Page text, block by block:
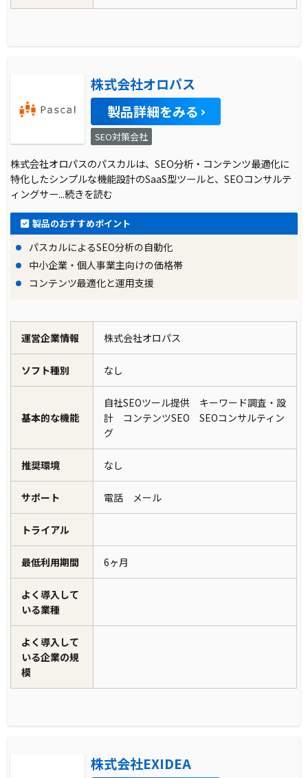
株式会社オロパス
製品詳細をみる
SEO対策会社
株式会社オロパスのパスカルは、SEO分析・コンテンツ最適化に
特化したシンプルな機能設計のSaaS型ツールと、SEOコンサルテ
ィングサー...続きを読む
製品のおすすめポイント
パスカルによるSEO分析の自動化
中小企業・個人事業主向けの価格帯
コンテンツ最適化と運用支援
運営企業情報 株式会社オロパス
ソフト種別 なし
基本的な機能
自社SEOツール提供 キーワード調査・設
計 コンテンツSEO SEOコンサルティン
グ
推奨環境 なし
サポート 電話 メール
トライアル
最低利用期間 6ヶ月
よく導入して
いる業種
よく導入して
いる企業の規
模
株式会社EXIDEA